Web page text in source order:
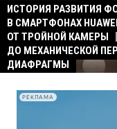
ИСТОРИЯ РАЗВИТИЯ
В СМАРТФОНАХ
ОТ ТРОЙНОЙ КАМЕРЫ
ДО МЕХАНИЧЕСКОЙ
ДИАФРАГМЫ
РЕКЛАМА